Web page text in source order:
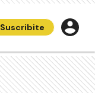
Suscribite